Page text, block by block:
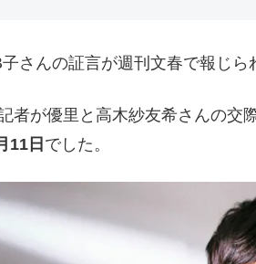
さんの証言が週刊文春で報じ
者が優里と高木紗友希さんの交
11日 でした。